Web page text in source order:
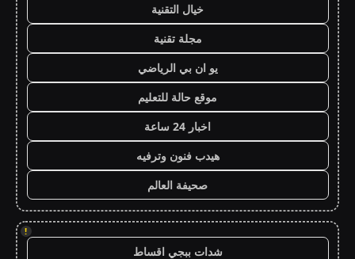
خيال التقنية
مجلة تقنية
يو ان بي الرياضي
موقع حالة للتعليم
اخبار 24 ساعة
هيدب فنون وترفيه
صحيفة العالم
!
شدات ببجي اقساط